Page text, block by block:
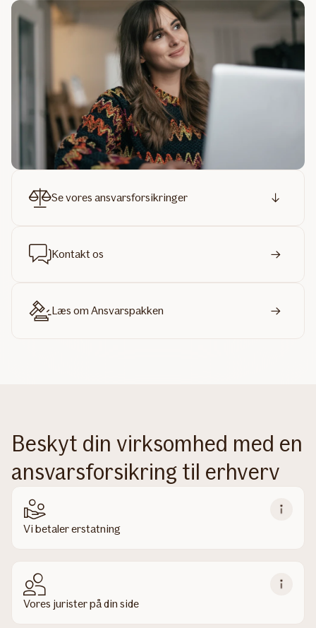
Se vores ansvarsforsikringer
Kontakt os
Læs om Ansvarspakken
Beskyt din virksomhed med en
ansvarsforsikring til erhverv
Vi betaler erstatning
Vores jurister på din side